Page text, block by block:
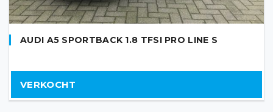
AUDI A5 SPORTBACK 1.8 TFSI PRO LINE S
VERKOCHT